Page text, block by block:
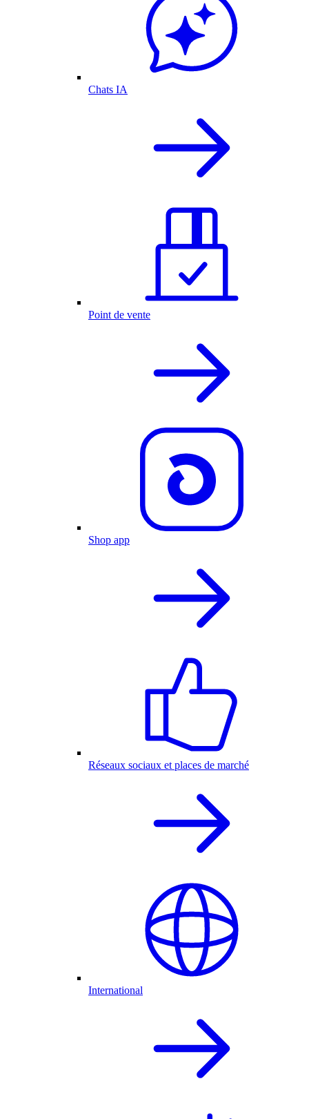
Chats IA
Point de vente
Shop app
Réseaux sociaux et places de marché
International